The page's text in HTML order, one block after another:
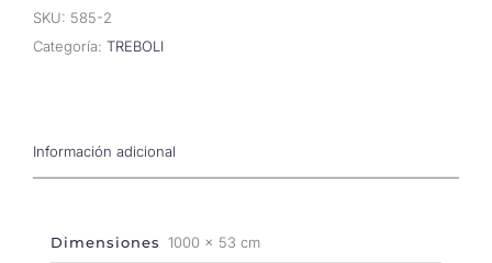
SKU: 585-2
Categoría: TREBOLI
Información adicional
Dimensiones 1000 × 53 cm